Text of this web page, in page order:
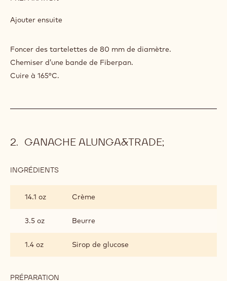
SABLÉE
Ajouter ensuite
Foncer des tartelettes de 80 mm de diamètre.
Chemiser d’une bande de Fiberpan.
Cuire à 165°C.
GANACHE ALUNGA&TRADE;
INGRÉDIENTS
14.1 oz
Crème
3.5 oz Beurre
1.4 oz Sirop de glucose
PRÉPARATION